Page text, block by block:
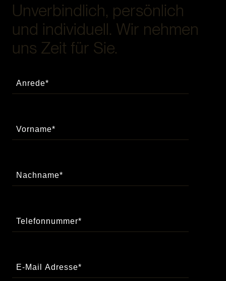
Unverbindlich, persönlich
und individuell. Wir nehmen
uns Zeit für Sie.